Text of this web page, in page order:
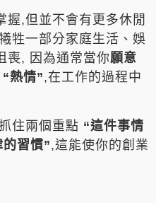
握,但並不會有更多休閒
牲一部分家庭生活、娛
喪, 因為通常當你願意
“熱情”,在工作的過程中
住兩個重點 “這件事情
習慣”,這能使你的創業